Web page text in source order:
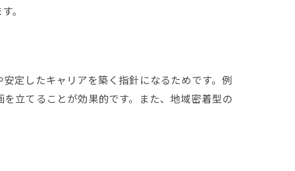
。
定したキャリアを築く指針になるためです。例
立てることが効果的です。また、地域密着型の